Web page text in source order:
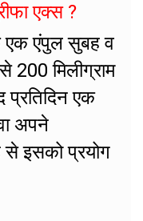
एक्स ?
एक एंपुल सुबह व
200 मिलीग्राम
प्रतिदिन एक
अपने
से इसको प्रयोग